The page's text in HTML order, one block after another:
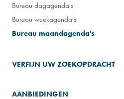
Bureau dagagenda's
Bureau weekagenda's
Bureau maandagenda's
VERFIJN UW ZOEKOPDRACHT
AANBIEDINGEN